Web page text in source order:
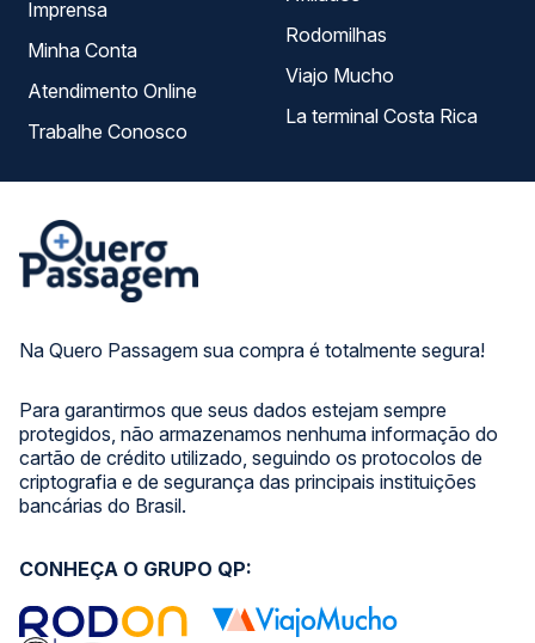
Na Quero Passagem sua compra é totalmente segura!
Para garantirmos que seus dados estejam sempre
protegidos, não armazenamos nenhuma informação do
cartão de crédito utilizado, seguindo os protocolos de
criptografia e de segurança das principais instituições
bancárias do Brasil.
Imprensa
Minha Conta
Atendimento Online
Trabalhe Conosco
Rodomilhas
Viajo Mucho
La terminal Costa Rica
CONHEÇA O GRUPO QP: